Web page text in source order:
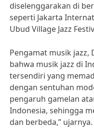
diselenggarakan di
seperti Jakarta
Ubud Village Jazz
Pengamat musik jazz,
bahwa musik jazz di
tersendiri yang
dengan sentuhan
pengaruh gamelan
Indonesia, sehingga
dan berbeda,” ujarnya.